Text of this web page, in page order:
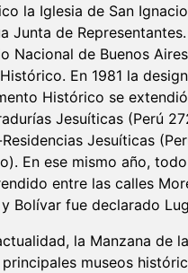
la Iglesia de San
Junta de
Nacional de Buenos
En 1981 la
Histórico se
Jesuíticas (Perú
Jesuíticas
En ese mismo año,
entre las calles
Bolívar fue declarado
la Manzana de
museos